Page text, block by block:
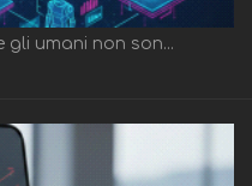
umani non son...